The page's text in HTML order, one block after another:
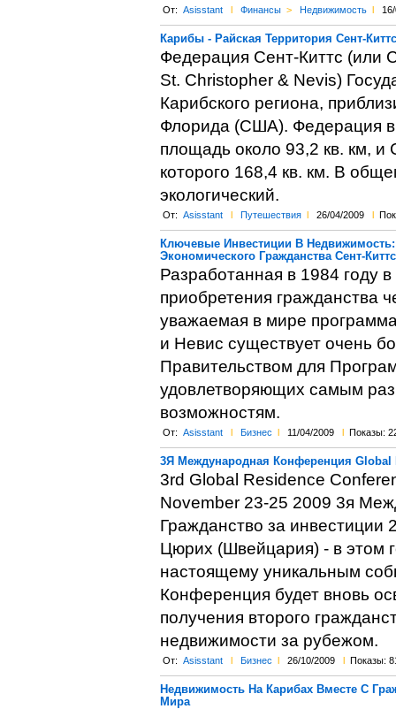
От: Asisstant l Финансы > Недвижимость l
Карибы - Райская Территория Сент-
Федерация Сент-Киттс (или
St. Christopher & Nevis)
Карибского региона,
Флорида (США). Федерация
площадь около 93,2 кв. км,
которого 168,4 кв. км. В
экологический.
От: Asisstant l Путешествия l 26/04/2009 l
Ключевые Инвестиции В
Экономического Гражданства Сент-
Разработанная в 1984 году
приобретения гражданства
уважаемая в мире
и Невис существует очень
Правительством для
удовлетворяющих самым
возможностям.
От: Asisstant l Бизнес l 11/04/2009 l Показы:
3Я Международная Конференция Global
3rd Global Residence
November 23-25 2009 3я
Гражданство за инвестиции
Цюрих (Швейцария) - в этом
настоящему уникальным
Конференция будет вновь
получения второго
недвижимости за рубежом.
От: Asisstant l Бизнес l 26/10/2009 l Показы:
Недвижимость На Карибах Вместе С
Мира